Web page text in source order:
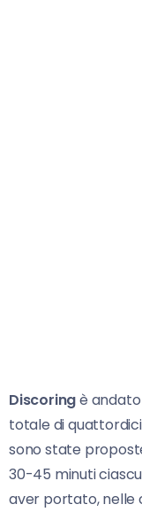
Discoringè andato
totale di quattordici
sono state
30-45 minuti
aver portato, nelle